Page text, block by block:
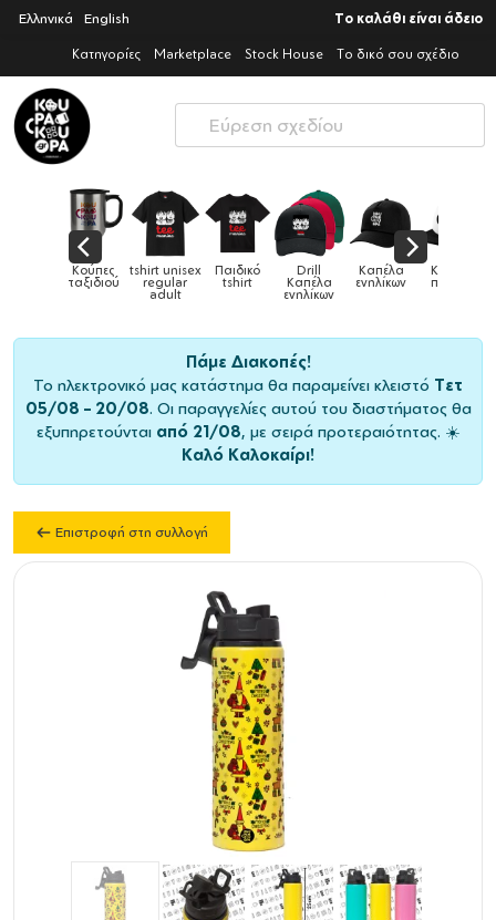
Ελληνικά English Το καλάθι είναι άδειο
Κατηγορίες Marketplace Stock House Το δικό σου σχέδιο
Drill
Καπέλα
Καπέλα
ενηλίκων
Καπέλα
παιδικά Κούπες Κούπες
ειδικές
Πάμε Διακοπές!
Το ηλεκτρονικό μας κατάστημα θα παραμείνει κλειστό Τετ
05/08 – 20/08. Οι παραγγελίες αυτού του διαστήματος θα
εξυπηρετούνται από 21/08, με σειρά προτεραιότητας. ☀️
Καλό Καλοκαίρι!
Επιστροφή στη συλλογή